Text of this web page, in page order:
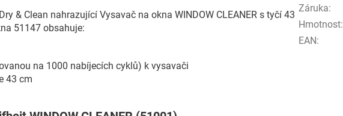
& Clean nahrazující Vysavač na okna WINDOW CLEANER s tyčí 43
51147 obsahuje:
na 1000 nabíjecích cyklů) k vysavači
43 cm
Záruka:
Hmotnost:
EAN: